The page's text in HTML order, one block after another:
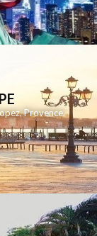
,Provence,